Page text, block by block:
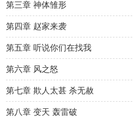
第三章 神体雏形
第四章 赵家来袭
第五章 听说你们在找我
第六章 风之怒
第七章 欺人太甚 杀无赦
第八章 变天 轰雷破